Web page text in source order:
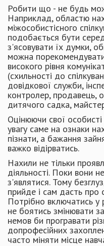
Робити що - не будь
Наприклад, об­ластю
міжособистісного
подобається бути
з'ясовувати їх думки,
можна
високого рівня
(схильності до
довідкової служби,
контролер, продавець,
дитячого садка,
Оцінюючи свої
увагу саме на ознаки
пізнати, а бажання
важко відірватись.
Нахили не тільки
діяльності. Поки вони
з'являтися. Тому
прийде і сам дасть про
Потрібно включатись у
не боятись змінювати
немов би програвати
допрофесійних
часто міняти місце